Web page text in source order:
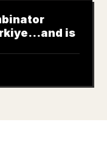
is